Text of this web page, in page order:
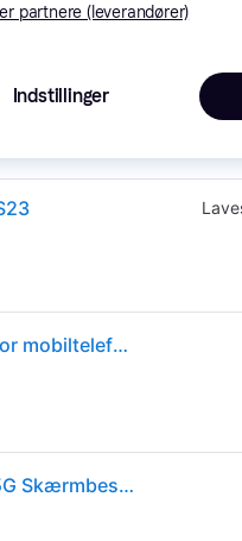
(ComputerSalg) PanzerGlass™ | Skærmbeskytter for mobiltelefon - Ultra-Wide Fit | Samsung Galaxy S23
PanzerGlass Ultra-Wide Fit Samsung Galaxy S23 5G Skærmbeskyttelse
partnere (leverandører)
Indstillinger